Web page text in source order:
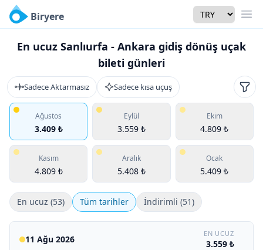
Biryere Currency
En ucuz Sanlıurfa - Ankara gidiş dönüş uçak
bileti günleri
Sadece Aktarmasız Sadece kısa uçuş
Ağustos
3.409 ₺
Eylül
3.559 ₺
Ekim
4.809 ₺
Kasım
4.809 ₺
Aralık
5.408 ₺
Ocak
5.409 ₺
En ucuz (53) Tüm tarihler İndirimli (51)
11 Ağu 2026
EN UCUZ
3.559 ₺